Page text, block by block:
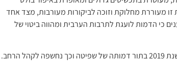
זו מעוררת מחלוקת וזוכה לביקורות מעורבות, מצד אחד
כי הדמות לועגת לתרבות הערבית ומהווה ביטוי של
שפי השתתפה בתוכנית הריאליטי המוזיקלית 'הכוכב הבא לאירוויזיון' בשנת 2019 בתור דמותה של שפיטה וכך נחשפה לקהל הרחב.